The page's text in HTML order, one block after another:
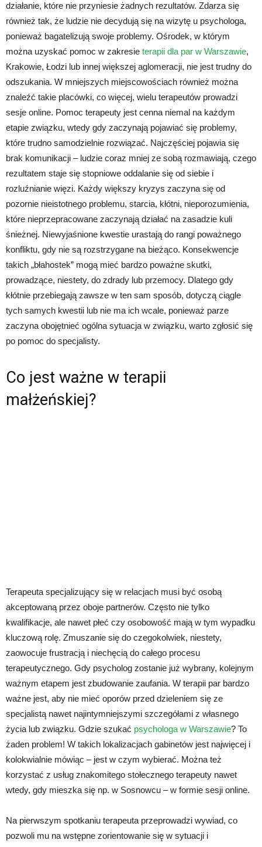
działanie, które nie przyniesie żadnych rezultatów. Zdarza się
również tak, że ludzie nie decydują się na wizytę u psychologa,
ponieważ bagatelizują swoje problemy. Ośrodek, w którym
można uzyskać pomoc w zakresie terapii dla par w Warszawie,
Krakowie, Łodzi lub innej większej aglomeracji, nie jest trudny do
odszukania. W mniejszych miejscowościach również można
znaleźć takie placówki, co więcej, wielu terapeutów prowadzi
sesje online. Pomoc terapeuty jest cenna niemal na każdym
etapie związku, wtedy gdy zaczynają pojawiać się problemy,
które trudno samodzielnie rozwiązać. Najczęściej pojawia się
brak komunikacji – ludzie coraz mniej ze sobą rozmawiają, czego
rezultatem staje się stopniowe oddalanie się od siebie i
rozluźnianie więzi. Każdy większy kryzys zaczyna się od
pozornie nieistotnego problemu, starcia, kłótni, nieporozumienia,
które nieprzepracowane zaczynają działać na zasadzie kuli
śnieżnej. Niewyjaśnione kwestie urastają do rangi poważnego
konfliktu, gdy nie są rozstrzygane na bieżąco. Konsekwencje
takich „błahostek” mogą mieć bardzo poważne skutki,
prowadzące, niestety, do zdrady lub przemocy. Dlatego gdy
kłótnie przebiegają zawsze w ten sam sposób, dotyczą ciągle
tych samych kwestii lub nie ma ich wcale, ponieważ parze
zaczyna obojętnieć ogólna sytuacja w związku, warto zgłosić się
po pomoc do specjalisty.
Co jest ważne w terapii
małżeńskiej?
Terapeuta specjalizujący się w relacjach musi być osobą
akceptowaną przez oboje partnerów. Często nie tylko
kwalifikacje, ale nawet płeć czy osobowość mają w tym wypadku
kluczową rolę. Zmuszanie się do czegokolwiek, niestety,
zaowocuje frustracją i niechęcią do całego procesu
terapeutycznego. Gdy psycholog zostanie już wybrany, kolejnym
ważnym etapem jest zbudowanie zaufania. W terapii par bardzo
ważne jest, aby nie mieć oporów przed dzieleniem się ze
specjalistą nawet najintymniejszymi szczegółami z własnego
życia lub związku. Gdzie szukać psychologa w Warszawie? To
żaden problem! W takich lokalizacjach gabinetów jest najwięcej i
kolokwialnie mówiąc – jest w czym wybierać. Można też
korzystać z usług znakomitego stołecznego terapeuty nawet
wtedy, gdy mieszka się np. w Sosnowcu – w formie sesji online.
Na pierwszym spotkaniu terapeuta przeprowadzi wywiad, co
pozwoli mu na wstępne zorientowanie się w sytuacji i